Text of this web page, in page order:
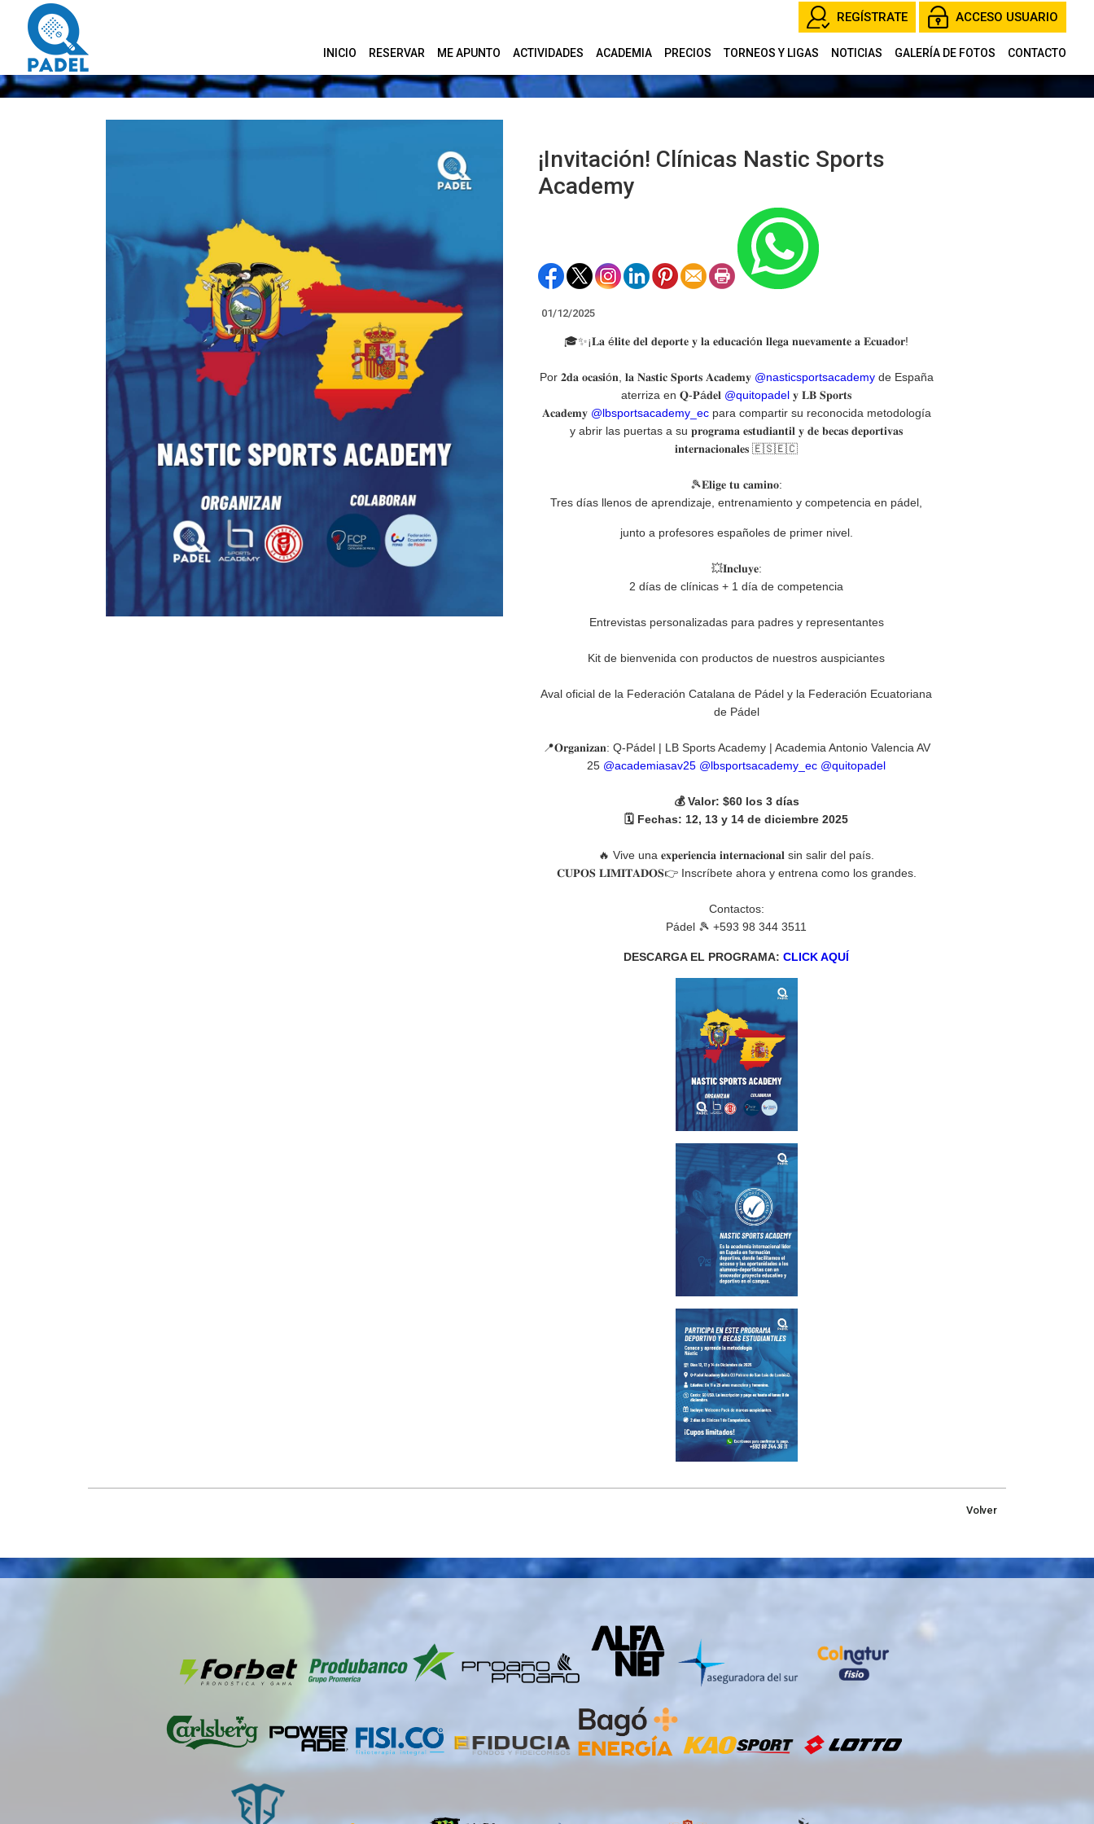
REGÍSTRATE ACCESO USUARIO
INICIO RESERVAR ME APUNTO ACTIVIDADES ACADEMIA PRECIOS TORNEOS Y LIGAS NOTICIAS GALERÍA DE FOTOS CONTACTO
¡Invitación! Clínicas Nastic Sports
Academy
01/12/2025
🎓✨¡𝐋𝐚 é𝐥𝐢𝐭𝐞 𝐝𝐞𝐥 𝐝𝐞𝐩𝐨𝐫𝐭𝐞 𝐲 𝐥𝐚 𝐞𝐝𝐮𝐜𝐚𝐜𝐢ó𝐧 𝐥𝐥𝐞𝐠𝐚 𝐧𝐮𝐞𝐯𝐚𝐦𝐞𝐧𝐭𝐞 𝐚 𝐄𝐜𝐮𝐚𝐝𝐨𝐫!
Por 𝟐𝐝𝐚 𝐨𝐜𝐚𝐬𝐢ó𝐧, 𝐥𝐚 𝐍𝐚𝐬𝐭𝐢𝐜 𝐒𝐩𝐨𝐫𝐭𝐬 𝐀𝐜𝐚𝐝𝐞𝐦𝐲 @nasticsportsacademyde España
aterriza en 𝐐-𝐏á𝐝𝐞𝐥 @quitopadel 𝐲 𝐋𝐁 𝐒𝐩𝐨𝐫𝐭𝐬
𝐀𝐜𝐚𝐝𝐞𝐦𝐲 @lbsportsacademy_ecpara compartir su reconocida metodología
y abrir las puertas a su 𝐩𝐫𝐨𝐠𝐫𝐚𝐦𝐚 𝐞𝐬𝐭𝐮𝐝𝐢𝐚𝐧𝐭𝐢𝐥 𝐲 𝐝𝐞 𝐛𝐞𝐜𝐚𝐬 𝐝𝐞𝐩𝐨𝐫𝐭𝐢𝐯𝐚𝐬
𝐢𝐧𝐭𝐞𝐫𝐧𝐚𝐜𝐢𝐨𝐧𝐚𝐥𝐞𝐬 🇪🇸🇪🇨
🎾𝐄𝐥𝐢𝐠𝐞 𝐭𝐮 𝐜𝐚𝐦𝐢𝐧𝐨:
Tres días llenos de aprendizaje, entrenamiento y competencia en pádel,
junto a profesores españoles de primer nivel.
💥𝐈𝐧𝐜𝐥𝐮𝐲𝐞:
2 días de clínicas + 1 día de competencia
Entrevistas personalizadas para padres y representantes
Kit de bienvenida con productos de nuestros auspiciantes
Aval oficial de la Federación Catalana de Pádel y la Federación Ecuatoriana
de Pádel
📍𝐎𝐫𝐠𝐚𝐧𝐢𝐳𝐚𝐧: Q-Pádel | LB Sports Academy | Academia Antonio Valencia AV
25 @academiasav25 @lbsportsacademy_ec @quitopadel
💰 Valor: $60 los 3 días
🗓️ Fechas: 12, 13 y 14 de diciembre 2025
🔥 Vive una 𝐞𝐱𝐩𝐞𝐫𝐢𝐞𝐧𝐜𝐢𝐚 𝐢𝐧𝐭𝐞𝐫𝐧𝐚𝐜𝐢𝐨𝐧𝐚𝐥 sin salir del país.
𝐂𝐔𝐏𝐎𝐒 𝐋𝐈𝐌𝐈𝐓𝐀𝐃𝐎𝐒👉 Inscríbete ahora y entrena como los grandes.
Contactos:
Pádel 🎾 +593 98 344 3511
DESCARGA EL PROGRAMA: CLICK AQUÍ
Volver